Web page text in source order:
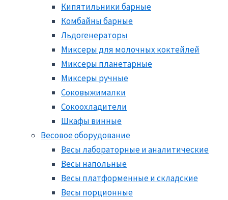
Кипятильники барные
Комбайны барные
Льдогенераторы
Миксеры для молочных коктейлей
Миксеры планетарные
Миксеры ручные
Соковыжималки
Сокоохладители
Шкафы винные
Весовое оборудование
Весы лабораторные и аналитические
Весы напольные
Весы платформенные и складские
Весы порционные